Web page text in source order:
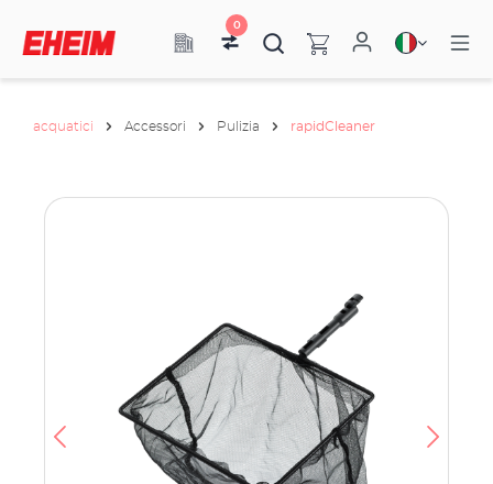
0
acquatici Accessori Pulizia rapidCleaner